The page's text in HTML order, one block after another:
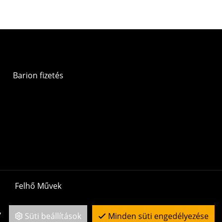
Süti beállítások Minden süti engedélyezése